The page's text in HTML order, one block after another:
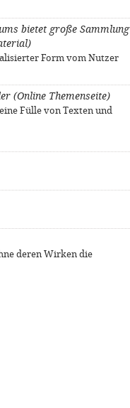
bietet große Sammlung
Form vom Nutzer
(Online Themenseite)
Fülle von Texten und
deren Wirken die